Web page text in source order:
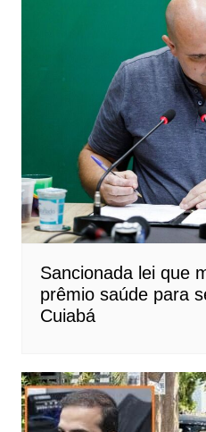
Sancionada lei que
prêmio saúde para
Cuiabá